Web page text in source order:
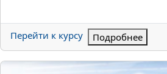
Перейти к курсу Подробнее
vhb - Unternehmerische